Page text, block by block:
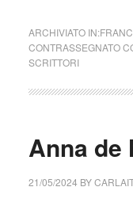
ARCHIVIATO IN:
CONTRASSEGNATO
SCRITTORI
Anna de
21/05/2024 BY